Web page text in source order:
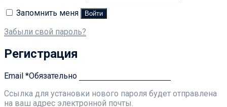
Запомнить меня
Войти
Забыли свой пароль?
Регистрация
Email *Обязательно
Ссылка для установки нового пароля будет отправлена ​​
на ваш адрес электронной почты.